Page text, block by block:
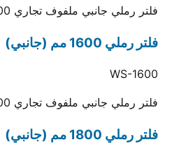
فلتر رملي جانبي ملفوف تجاري 1400 مم
فلتر رملي 1600 مم (جانبي)
WS-1600
فلتر رملي جانبي ملفوف تجاري 1600 مم
فلتر رملي 1800 مم (جانبي)